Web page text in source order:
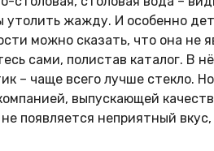
утолить жажду. И особенно
можно сказать, что она не
сами, полистав каталог. В
– чаще всего лучше стекло.
выпускающей
появляется неприятный